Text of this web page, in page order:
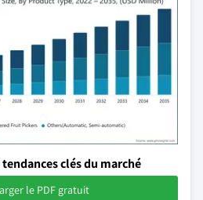
clés du marché
le PDF gratuit